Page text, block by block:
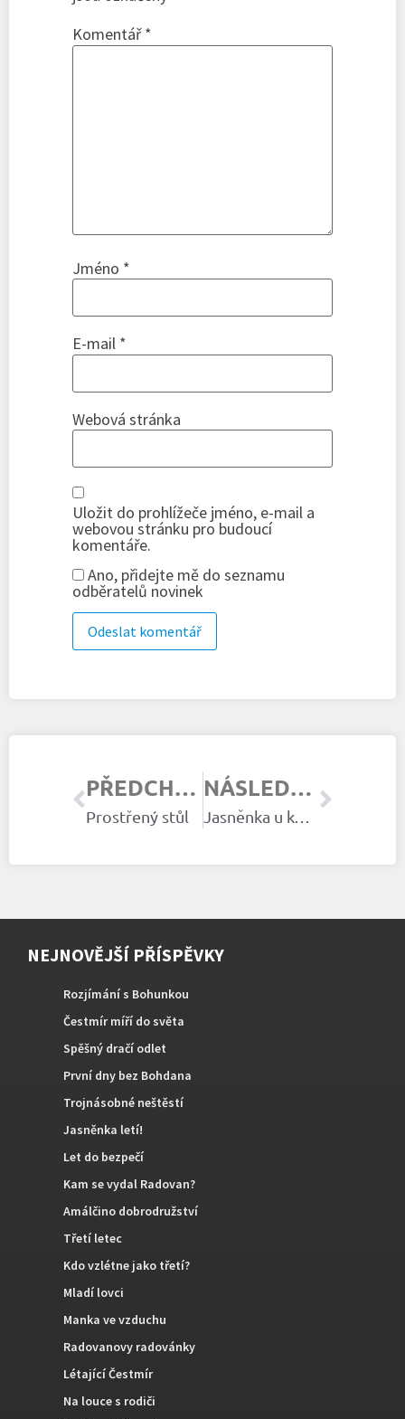
Komentář*
Jméno *
E-mail *
Webová stránka
Uložit do prohlížeče jméno, e-mail a
webovou stránku pro budoucí
komentáře.
Ano, přidejte mě do seznamu
odběratelů novinek
PŘEDCHOZÍ ČLÁNEK
Prostřený stůl
NÁSLEDUJÍCÍ ČLÁNEK
Jasněnka u kormidla
NEJNOVĚJŠÍ PŘÍSPĚVKY
Rozjímání s Bohunkou
Čestmír míří do světa
Spěšný dračí odlet
První dny bez Bohdana
Trojnásobné neštěstí
Jasněnka letí!
Let do bezpečí
Kam se vydal Radovan?
Amálčino dobrodružství
Třetí letec
Kdo vzlétne jako třetí?
Mladí lovci
Manka ve vzduchu
Radovanovy radovánky
Létající Čestmír
Na louce s rodiči